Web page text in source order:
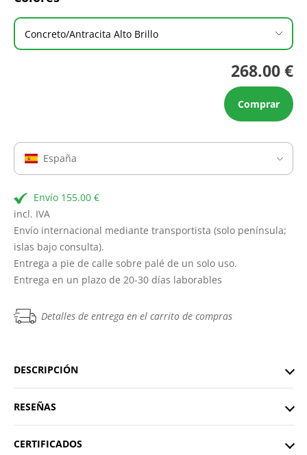
268.00 €
Comprar
Concreto/Antracita Alto Brillo
España
Envío 155.00 €
incl. IVA
Envío internacional mediante transportista (solo península;
islas bajo consulta).
Entrega a pie de calle sobre palé de un solo uso.
Entrega en un plazo de 20-30 días laborables
Detalles de entrega en el carrito de compras
DESCRIPCIÓN
RESEÑAS
CERTIFICADOS